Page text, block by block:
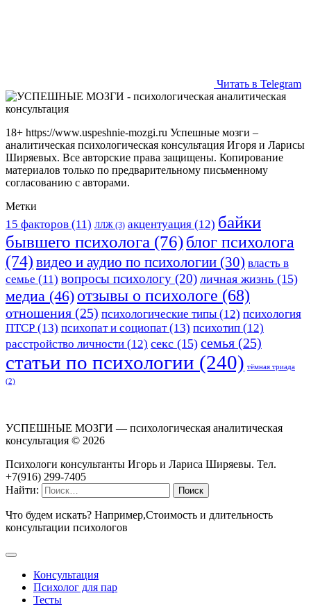
Читать в Telegram
18+ https://www.uspeshnie-mozgi.ru Успешные мозги –
аналитическая психологическая консультация Игоря и Ларисы
Ширяевых. Все авторские права защищены. Копирование
материалов только по предварительному письменному
согласованию с авторами.
Метки
15 факторов (11) ЛЛЖ (3) акцентуация (12) байки
бывшего психолога (76)блог психолога
(74) видео и аудио по психологии (30) власть в
семье (11) вопросы психологу (20) личная жизнь (15)
медиа (46) отзывы о психологе (68)
отношения (25) психологические типы (12) психология
ПТСР (13) психопат и социопат(13) психотип (12)
расстройство личности (12) секс (15) семья (25)
статьи по психологии (240) тёмная триада
(2)
УСПЕШНЫЕ МОЗГИ — психологическая аналитическая
консультация © 2026
Психологи консультанты Игорь и Лариса Ширяевы. Тел.
+7(916) 299-7405
Найти:
Что будем искать? Например,Стоимость и длительность
консультации психологов
Консультация
Психолог для пар
Тесты